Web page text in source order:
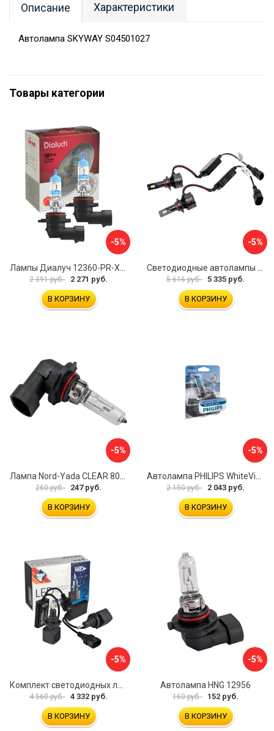
Описание Характеристики
Автолампа SKYWAY S04501027
Товары категории
-5%
2 391 руб. 2 271 руб.
В КОРЗИНУ
-5%
5 616 руб. 5 335 руб.
В КОРЗИНУ
-5%
Лампа Nord-Yada CLEAR 800080
260 руб. 247 руб.
В КОРЗИНУ
-5%
Автолампа PHILIPS WhiteVision ultra 9005WVUB1
2 150 руб. 2 043 руб.
В КОРЗИНУ
-5%
4 560 руб. 4 332 руб.
В КОРЗИНУ
-5%
Автолампа HNG 12956
160 руб. 152 руб.
В КОРЗИНУ